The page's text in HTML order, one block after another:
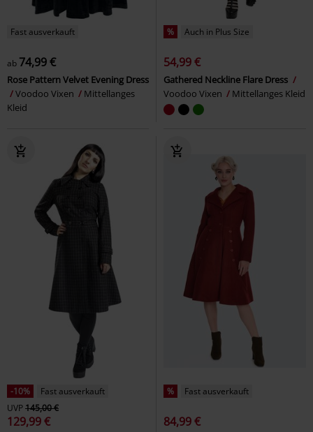
Fast ausverkauft
ab 74,99 €
Rose Pattern Velvet Evening Dress
Voodoo Vixen
Mittellanges
Kleid
% Auch in Plus Size
54,99 €
Gathered Neckline Flare Dress
Voodoo Vixen
Mittellanges Kleid
-10%
Fast ausverkauft
UVP145,00 €
129,99 €
% Fast ausverkauft
84,99 €